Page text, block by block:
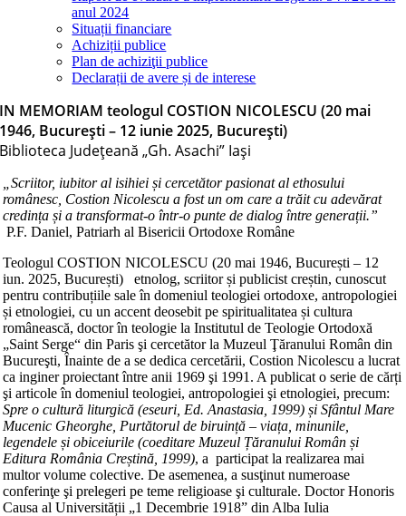
anul 2024
Situații financiare
Achiziții publice
Plan de achiziţii publice
Declarații de avere și de interese
IN MEMORIAM teologul COSTION NICOLESCU (20 mai
1946, București – 12 iunie 2025, București)
Biblioteca Judeţeană „Gh. Asachi” Iaşi
„Scriitor, iubitor al isihiei și cercetător pasionat al ethosului
românesc, Costion Nicolescu a fost un om care a trăit cu adevărat
credința și a transformat-o într-o punte de dialog între generații.”
P.F. Daniel, Patriarh al Bisericii Ortodoxe Române
Teologul COSTION NICOLESCU (20 mai 1946, București – 12
iun. 2025, București) etnolog, scriitor și publicist creștin, cunoscut
pentru contribuțiile sale în domeniul teologiei ortodoxe, antropologiei
și etnologiei, cu un accent deosebit pe spiritualitatea și cultura
românească, doctor în teologie la Institutul de Teologie Ortodoxă
„Saint Serge“ din Paris şi cercetător la Muzeul Ţăranului Român din
Bucureşti, Înainte de a se dedica cercetării, Costion Nicolescu a lucrat
ca inginer proiectant între anii 1969 şi 1991. A publicat o serie de cărți
şi articole în domeniul teologiei, antropologiei şi etnologiei, precum:
Spre o cultură liturgică (eseuri, Ed. Anastasia, 1999) și Sfântul Mare
Mucenic Gheorghe, Purtătorul de biruință – viața, minunile,
legendele și obiceiurile (coeditare Muzeul Țăranului Român și
Editura România Creștină, 1999), a participat la realizarea mai
multor volume colective. De asemenea, a susţinut numeroase
conferinţe şi prelegeri pe teme religioase şi culturale. Doctor Honoris
Causa al Universității „1 Decembrie 1918” din Alba Iulia